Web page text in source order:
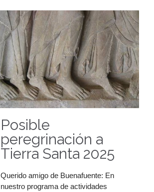
Posible
peregrinación a
Tierra Santa 2025
Querido amigo de Buenafuente: En
nuestro programa de actividades